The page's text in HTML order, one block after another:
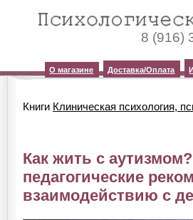
8 (916)
О магазине Доставка/Оплата
Книги Клиническая психология,
Как жить с
педагогические
взаимодействию с